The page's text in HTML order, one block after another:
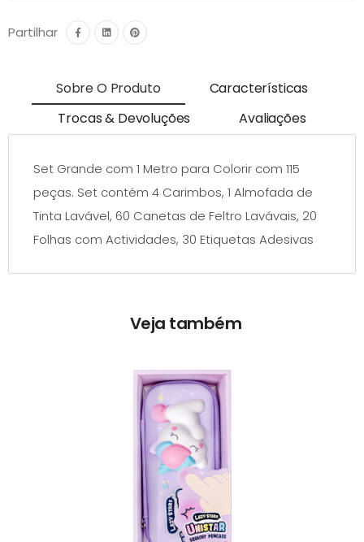
Partilhar
Sobre O Produto
Características
Trocas & Devoluções
Avaliações
Set Grande com 1 Metro para Colorir com 115
peças. Set contém 4 Carimbos, 1 Almofada de
Tinta Lavável, 60 Canetas de Feltro Lavávais, 20
Folhas com Actividades, 30 Etiquetas Adesivas
Veja também